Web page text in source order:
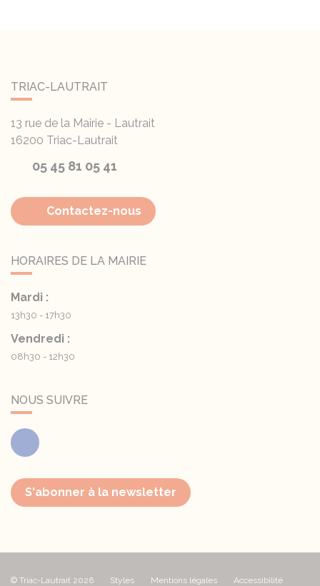
TRIAC-LAUTRAIT
13 rue de la Mairie - Lautrait
16200 Triac-Lautrait
05 45 81 05 41
Contactez-nous
HORAIRES DE LA MAIRIE
Mardi :
13h30 - 17h30
Vendredi :
08h30 - 12h30
NOUS SUIVRE
Facebook
S'abonner à la newsletter
© Triac-Lautrait 2026 Styles Mentions légales Accessibilité